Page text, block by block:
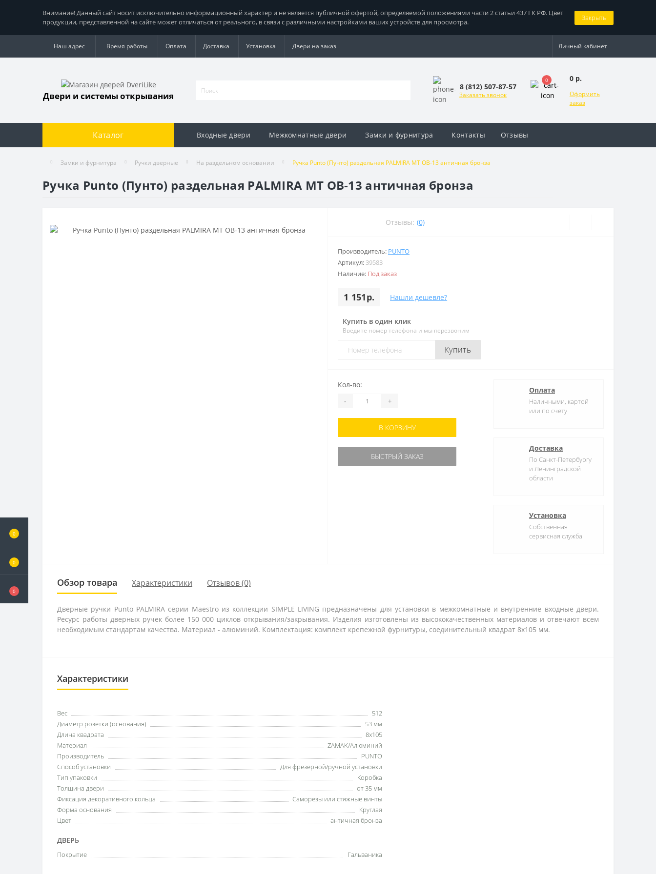
0
0
0
Внимание! Данный сайт носит исключительно информационный характер и не является публичной офертой, определяемой положениями части 2 статьи 437 ГК РФ. Цвет
продукции, представленной на сайте может отличаться от реального, в связи с различными настройками ваших устройств для просмотра.
Закрыть
Наш адрес Время работы Оплата Доставка Установка Двери на заказ Личный кабинет
Двери и системы открывания
8 (812) 507-87-57
Заказать звонок
0 0 р.
Оформить
заказ
Каталог Входные двери Межкомнатные двери Замки и фурнитура Контакты Отзывы
Замки и фурнитура Ручки дверные На раздельном основании Ручка Punto (Пунто) раздельная PALMIRA MT OB-13 античная бронза
Ручка Punto (Пунто) раздельная PALMIRA MT OB-13 античная бронза
Отзывы: (0)
Производитель: PUNTO
Артикул: 39583
Наличие: Под заказ
1 151р. Нашли дешевле?
Купить в один клик
Введите номер телефона и мы перезвоним
Купить
Кол-во:
- +
В КОРЗИНУ
БЫСТРЫЙ ЗАКАЗ
Оплата
Наличными, картой
или по счету
Доставка
По Санкт-Петербургу
и Ленинградской
области
Установка
Собственная
сервисная служба
Обзор товара Характеристики Отзывов (0)
Дверные ручки Punto PALMIRA серии Maestro из коллекции SIMPLE LIVING предназначены для установки в межкомнатные и внутренние входные двери.
Ресурс работы дверных ручек более 150 000 циклов открывания/закрывания. Изделия изготовлены из высококачественных материалов и отвечают всем
необходимым стандартам качества. Материал - алюминий. Комплектация: комплект крепежной фурнитуры, соединительный квадрат 8x105 мм.
Характеристики
Вес
512
Диаметр розетки (основания)
53 мм
Длина квадрата
8x105
Материал
ZAMAK/Алюминий
Производитель
PUNTO
Способ установки
Для фрезерной/ручной установки
Тип упаковки
Коробка
Толщина двери
от 35 мм
Фиксация декоративного кольца
Саморезы или стяжные винты
Форма основания
Круглая
Цвет
античная бронза
ДВЕРЬ
Покрытие Гальваника